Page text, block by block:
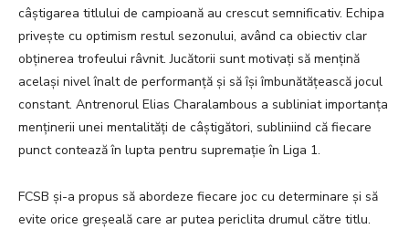
câștigarea titlului de campioană au crescut semnificativ. Echipa
privește cu optimism restul sezonului, având ca obiectiv clar
obținerea trofeului râvnit. Jucătorii sunt motivați să mențină
același nivel înalt de performanță și să își îmbunătățească jocul
constant. Antrenorul Elias Charalambous a subliniat importanța
menținerii unei mentalități de câștigători, subliniind că fiecare
punct contează în lupta pentru supremație în Liga 1.
FCSB și-a propus să abordeze fiecare joc cu determinare și să
evite orice greșeală care ar putea periclita drumul către titlu.